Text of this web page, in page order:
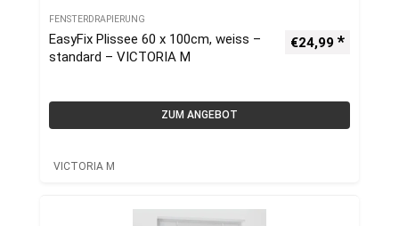
FENSTERDRAPIERUNG
EasyFix Plissee 60 x 100cm, weiss –
standard – VICTORIA M
€24,99
ZUM ANGEBOT
VICTORIA M